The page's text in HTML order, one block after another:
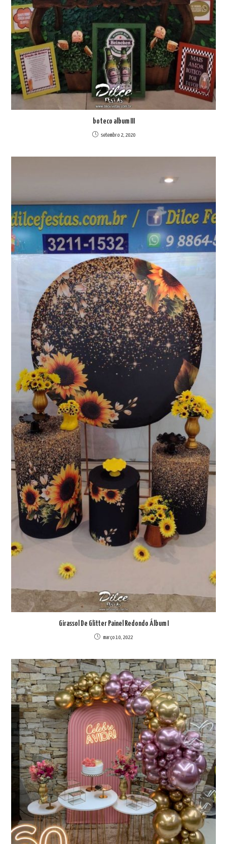
boteco album III
setembro 2, 2020
Girassol De Glitter Painel Redondo Álbum I
março 10, 2022